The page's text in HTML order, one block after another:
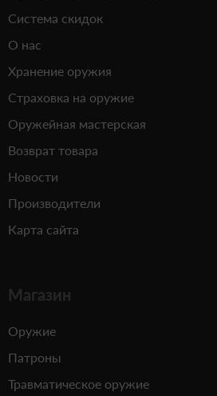
Система скидок
О нас
Хранение оружия
Страховка на оружие
Оружейная мастерская
Возврат товара
Новости
Производители
Карта сайта
Магазин
Оружие
Патроны
Травматическое оружие